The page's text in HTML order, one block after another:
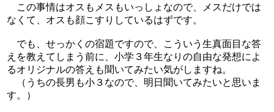
この事情はオスもメスもいっしょなので、メスだけでは
なくて、オスも顔こすりしているはずです。
でも、せっかくの宿題ですので、こういう生真面目な答
えを教えてしまう前に、小学３年生なりの自由な発想によ
るオリジナルの答えも聞いてみたい気がしますね。
（うちの長男も小３なので、明日聞いてみたいと思いま
す。）